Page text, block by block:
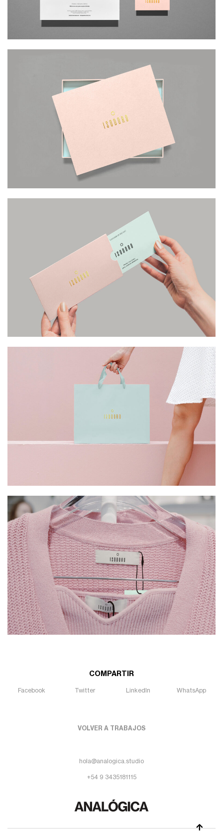
COMPARTIR
Facebook Twitter LinkedIn WhatsApp
VOLVER A TRABAJOS
hola@analogica.studio
+54 9 3435181115